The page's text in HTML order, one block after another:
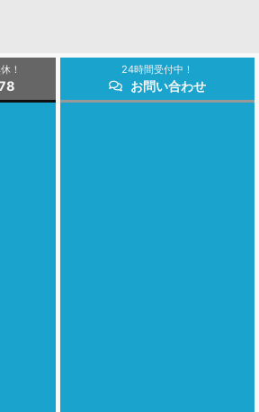
！ 24時間受付中！
お問い合わせ